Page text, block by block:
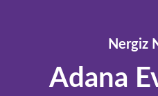
Nergiz
Adana